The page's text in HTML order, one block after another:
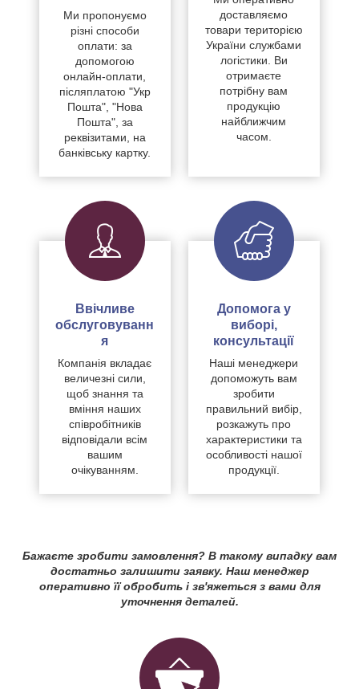
Ми пропонуємо
різні способи
оплати: за
допомогою
онлайн-оплати,
післяплатою "Укр
Пошта", "Нова
Пошта", за
реквізитами, на
банківську картку.
доставляємо
товари територією
України службами
логістики. Ви
отримаєте
потрібну вам
продукцію
найближчим
часом.
Ввічливе
обслуговуванн
я
Компанія вкладає
величезні сили,
щоб знання та
вміння наших
співробітників
відповідали всім
вашим
очікуванням.
Допомога у
виборі,
консультації
Наші менеджери
допоможуть вам
зробити
правильний вибір,
розкажуть про
характеристики та
особливості нашої
продукції.
Бажаєте зробити замовлення? В такому випадку вам
достатньо залишити заявку. Наш менеджер
оперативно її обробить і зв'яжеться з вами для
уточнення деталей.